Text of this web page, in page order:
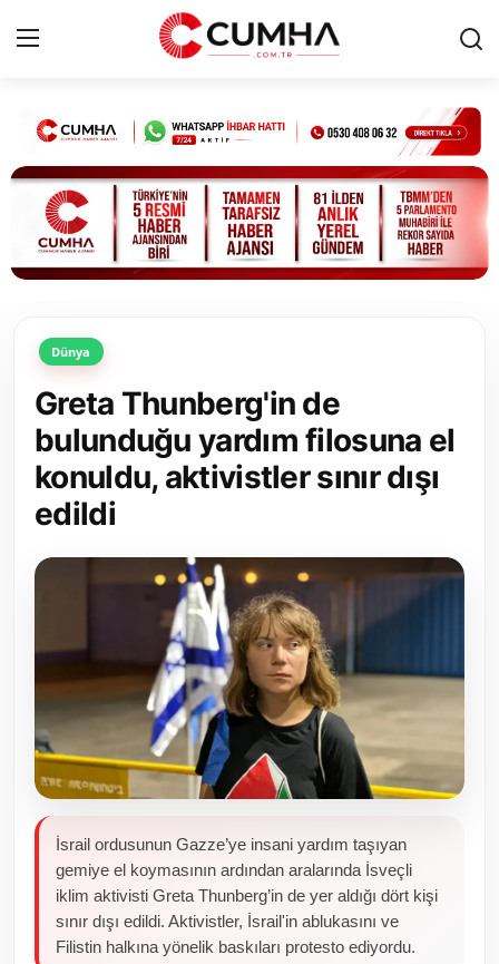
Kurumsal
Cumhurbaşkanlığı
Bakanlıklar
Siyasi Partiler
Yerel Yönetimler
Mülki İdare
Toplum ve Yaşam
Sivil Toplum Kuruluşları
Kamu Kurumları ve Üst Kurullar
Resmi Reklamlar
Dünya
Greta Thunberg'in de
bulunduğu yardım filosuna el
konuldu, aktivistler sınır dışı
edildi
İsrail ordusunun Gazze’ye insani yardım taşıyan
gemiye el koymasının ardından aralarında İsveçli
iklim aktivisti Greta Thunberg’in de yer aldığı dört kişi
sınır dışı edildi. Aktivistler, İsrail'in ablukasını ve
Filistin halkına yönelik baskıları protesto ediyordu.